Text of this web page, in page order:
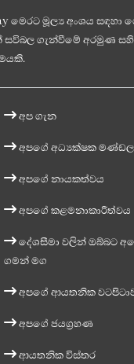
මෙරට මූල්‍ය අංශය සඳහා
සවිබල ගැන්වීමේ අරමුණ
අප ගැන
අපගේ අධ්‍යක්ෂක
අපගේ නායකත්වය
අපගේ කළමනාකාරීත්වය
දේශසීමා වලින් ඔබ්බට
ගමන් මග
අපගේ ආයතනික
අපගේ ජයග්‍රහණ
ආයතනික විස්තර